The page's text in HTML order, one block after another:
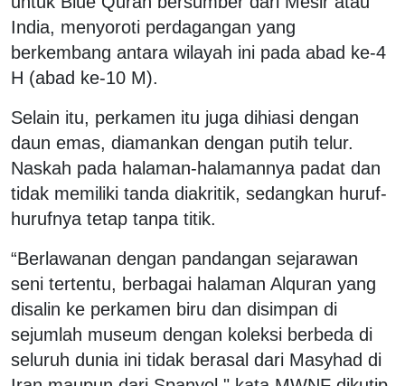
India, menyoroti perdagangan yang
berkembang antara wilayah ini pada abad ke-4
H (abad ke-10 M).
Selain itu, perkamen itu juga dihiasi dengan
daun emas, diamankan dengan putih telur.
Naskah pada halaman-halamannya padat dan
tidak memiliki tanda diakritik, sedangkan huruf-
hurufnya tetap tanpa titik.
“Berlawanan dengan pandangan sejarawan
seni tertentu, berbagai halaman Alquran yang
disalin ke perkamen biru dan disimpan di
sejumlah museum dengan koleksi berbeda di
seluruh dunia ini tidak berasal dari Masyhad di